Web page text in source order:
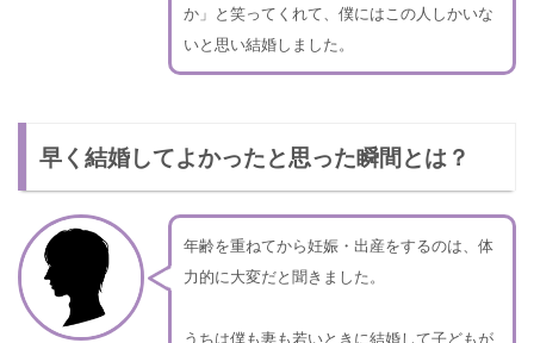
か」と笑ってくれて、僕にはこの人しかいな
いと思い結婚しました。
早く結婚してよかったと思った瞬間とは？
年齢を重ねてから妊娠・出産をするのは、体
力的に大変だと聞きました。
うちは僕も妻も若いときに結婚して子どもが